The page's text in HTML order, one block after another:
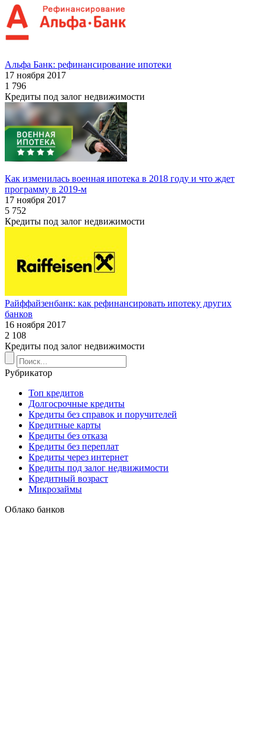
Альфа Банк: рефинансирование ипотеки
17 ноября 2017
1 796
Кредиты под залог недвижимости
Как изменилась военная ипотека в 2018 году и что ждет
программу в 2019-м
17 ноября 2017
5 752
Кредиты под залог недвижимости
Райффайзенбанк: как рефинансировать ипотеку других
банков
16 ноября 2017
2 108
Кредиты под залог недвижимости
Рубрикатор
Топ кредитов
Долгосрочные кредиты
Кредиты без справок и поручителей
Кредитные карты
Кредиты без отказа
Кредиты без переплат
Кредиты через интернет
Кредиты под залог недвижимости
Кредитный возраст
Микрозаймы
Облако банков